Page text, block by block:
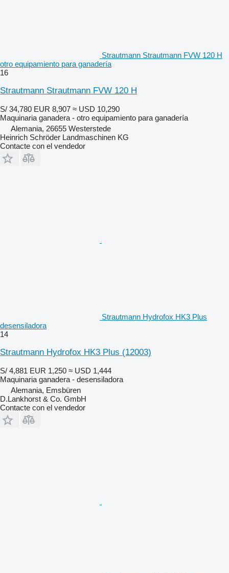
Strautmann Strautmann FVW 120 H
otro equipamiento para ganadería
16
Strautmann Strautmann FVW 120 H
S/ 34,780 EUR 8,907 ≈ USD 10,290
Maquinaria ganadera - otro equipamiento para ganadería
Alemania, 26655 Westerstede
Heinrich Schröder Landmaschinen KG
Contacte con el vendedor
Strautmann Hydrofox HK3 Plus
desensiladora
14
Strautmann Hydrofox HK3 Plus (12003)
S/ 4,881 EUR 1,250 ≈ USD 1,444
Maquinaria ganadera - desensiladora
Alemania, Emsbüren
D.Lankhorst & Co. GmbH
Contacte con el vendedor